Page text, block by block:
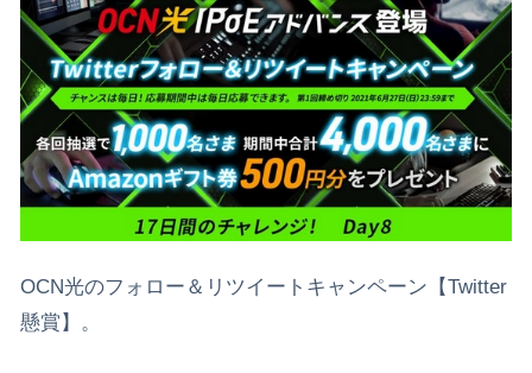
OCN光のフォロー＆リツイートキャンペーン【Twitter
懸賞】。